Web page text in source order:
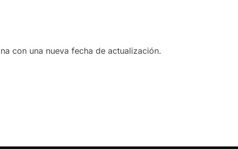
con una nueva fecha de actualización.